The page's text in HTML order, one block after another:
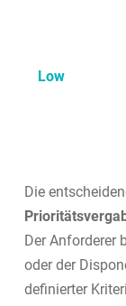
Low
Die
Der Anforderer
oder der
definierter